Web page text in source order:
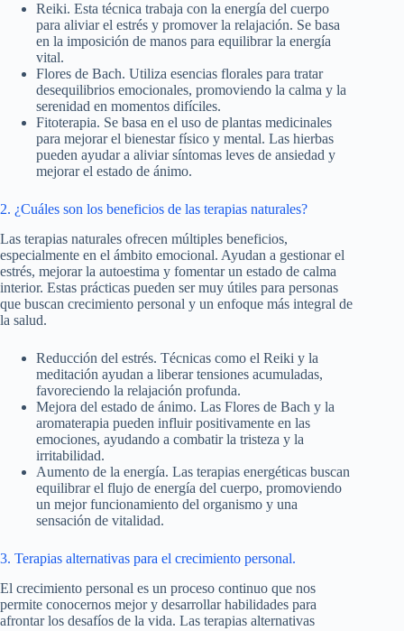
Reiki. Esta técnica trabaja con la energía del cuerpo
para aliviar el estrés y promover la relajación. Se basa
en la imposición de manos para equilibrar la energía
vital.
Flores de Bach. Utiliza esencias florales para tratar
desequilibrios emocionales, promoviendo la calma y la
serenidad en momentos difíciles.
Fitoterapia. Se basa en el uso de plantas medicinales
para mejorar el bienestar físico y mental. Las hierbas
pueden ayudar a aliviar síntomas leves de ansiedad y
mejorar el estado de ánimo.
2. ¿Cuáles son los beneficios de las terapias naturales?
Las terapias naturales ofrecen múltiples beneficios,
especialmente en el ámbito emocional. Ayudan a gestionar el
estrés, mejorar la autoestima y fomentar un estado de calma
interior. Estas prácticas pueden ser muy útiles para personas
que buscan crecimiento personal y un enfoque más integral de
la salud.
Reducción del estrés. Técnicas como el Reiki y la
meditación ayudan a liberar tensiones acumuladas,
favoreciendo la relajación profunda.
Mejora del estado de ánimo. Las Flores de Bach y la
aromaterapia pueden influir positivamente en las
emociones, ayudando a combatir la tristeza y la
irritabilidad.
Aumento de la energía. Las terapias energéticas buscan
equilibrar el flujo de energía del cuerpo, promoviendo
un mejor funcionamiento del organismo y una
sensación de vitalidad.
3. Terapias alternativas para el crecimiento personal.
El crecimiento personal es un proceso continuo que nos
permite conocernos mejor y desarrollar habilidades para
afrontar los desafíos de la vida. Las terapias alternativas